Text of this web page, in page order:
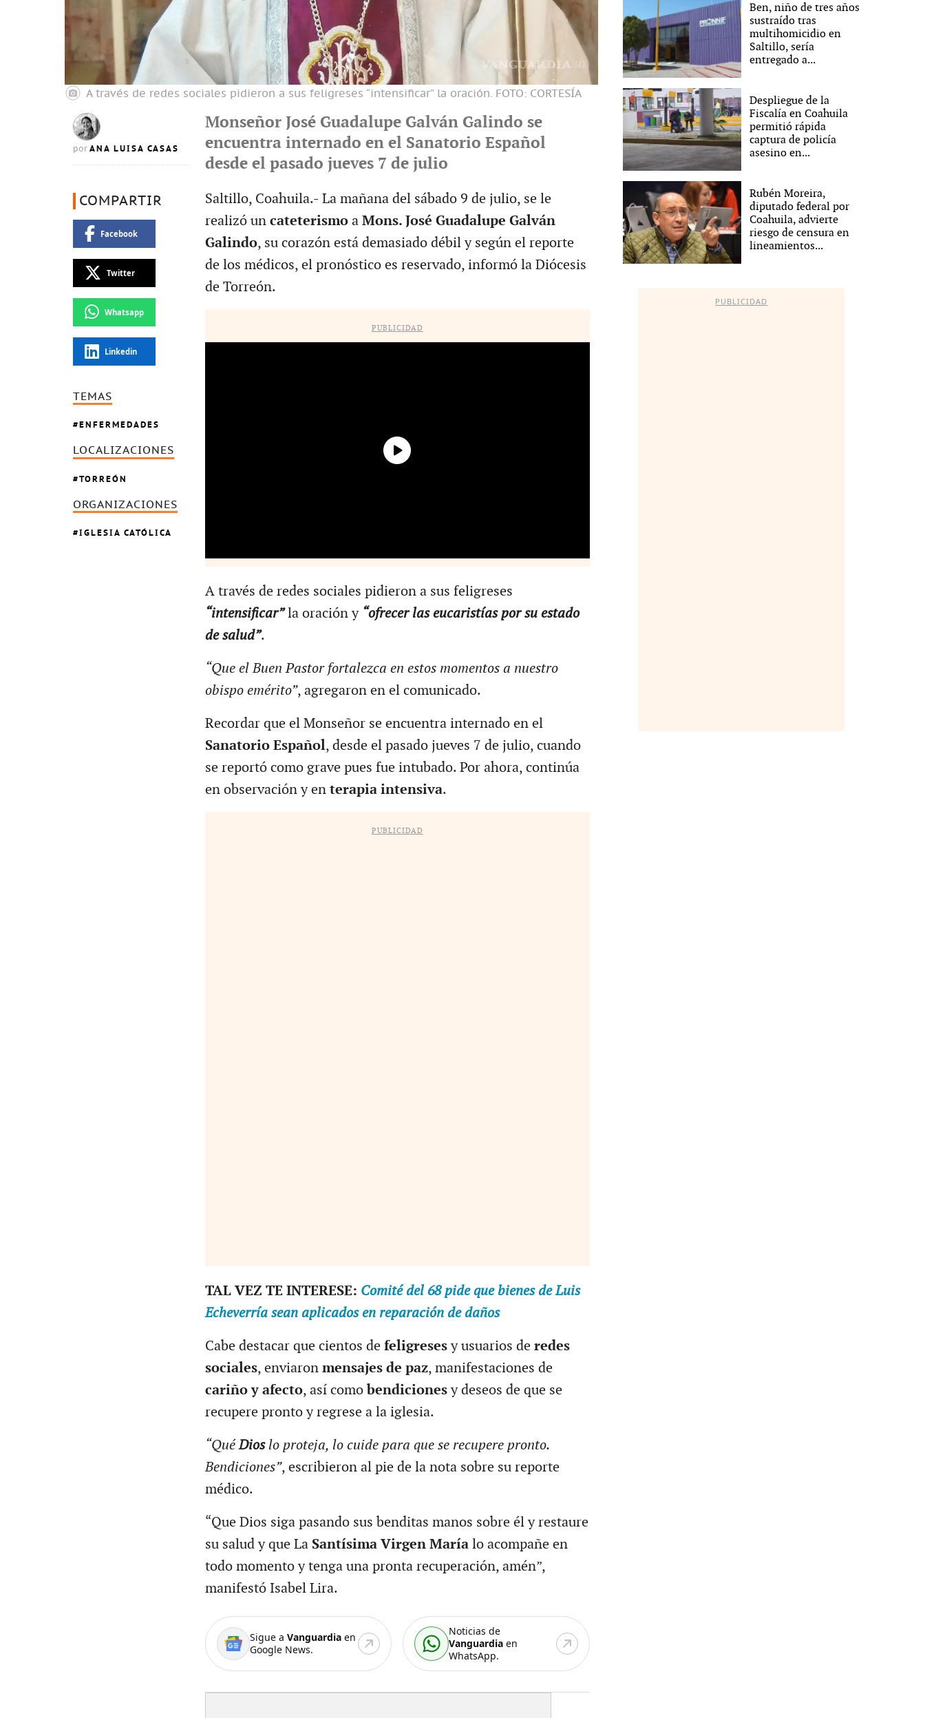
A través de redes sociales pidieron a sus feligreses “intensificar” la oración. FOTO: CORTESÍA
por ANA LUISA CASAS
COMPARTIR
Facebook
Twitter
Whatsapp
Linkedin
TEMAS
ENFERMEDADES
LOCALIZACIONES
TORREÓN
ORGANIZACIONES
IGLESIA CATÓLICA
Monseñor José Guadalupe Galván Galindo se
encuentra internado en el Sanatorio Español
desde el pasado jueves 7 de julio
Saltillo, Coahuila.- La mañana del sábado 9 de julio, se le
realizó un cateterismoa Mons. José Guadalupe Galván
Galindo, su corazón está demasiado débil y según el reporte
de los médicos, el pronóstico es reservado, informó la Diócesis
de Torreón.
PUBLICIDAD
A través de redes sociales pidieron a sus feligreses
“intensificar”la oración y “ofrecer las eucaristías por su estado
de salud”.
“Que el Buen Pastor fortalezca en estos momentos a nuestro
obispo emérito”, agregaron en el comunicado.
Recordar que el Monseñor se encuentra internado en el
Sanatorio Español, desde el pasado jueves 7 de julio, cuando
se reportó como grave pues fue intubado. Por ahora, continúa
en observación y en terapia intensiva.
PUBLICIDAD
TAL VEZ TE INTERESE: Comité del 68 pide que bienes de Luis
Echeverría sean aplicados en reparación de daños
Cabe destacar que cientos de feligresesy usuarios de redes
sociales, enviaron mensajes de paz, manifestaciones de
cariño y afecto, así comobendicionesy deseos de que se
recupere pronto y regrese a la iglesia.
“QuéDioslo proteja, lo cuide para que se recupere pronto.
Bendiciones”, escribieron al pie de la nota sobre su reporte
médico.
“Que Dios siga pasando sus benditas manos sobre él y restaure
su salud y que La Santísima Virgen Maríalo acompañe en
todo momento y tenga una pronta recuperación, amén”,
manifestó Isabel Lira.
Sigue a Vanguardiaen
Google News.
Noticias de
Vanguardia en
WhatsApp.
Ben, niño de tres años
sustraído tras
multihomicidio en
Saltillo, sería
entregado a...
Despliegue de la
Fiscalía en Coahuila
permitió rápida
captura de policía
asesino en...
Rubén Moreira,
diputado federal por
Coahuila, advierte
riesgo de censura en
lineamientos...
PUBLICIDAD